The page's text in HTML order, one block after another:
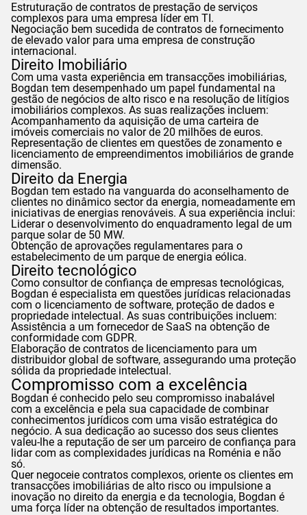
Estruturação de contratos de prestação de serviços
complexos para uma empresa líder em TI.
Negociação bem sucedida de contratos de fornecimento
de elevado valor para uma empresa de construção
internacional.
Direito Imobiliário
Com uma vasta experiência em transacções imobiliárias,
Bogdan tem desempenhado um papel fundamental na
gestão de negócios de alto risco e na resolução de litígios
imobiliários complexos. As suas realizações incluem:
Acompanhamento da aquisição de uma carteira de
imóveis comerciais no valor de 20 milhões de euros.
Representação de clientes em questões de zonamento e
licenciamento de empreendimentos imobiliários de grande
dimensão.
Direito da Energia
Bogdan tem estado na vanguarda do aconselhamento de
clientes no dinâmico sector da energia, nomeadamente em
iniciativas de energias renováveis. A sua experiência inclui:
Liderar o desenvolvimento do enquadramento legal de um
parque solar de 50 MW.
Obtenção de aprovações regulamentares para o
estabelecimento de um parque de energia eólica.
Direito tecnológico
Como consultor de confiança de empresas tecnológicas,
Bogdan é especialista em questões jurídicas relacionadas
com o licenciamento de software, proteção de dados e
propriedade intelectual. As suas contribuições incluem:
Assistência a um fornecedor de SaaS na obtenção de
conformidade com GDPR.
Elaboração de contratos de licenciamento para um
distribuidor global de software, assegurando uma proteção
sólida da propriedade intelectual.
Compromisso com a excelência
Bogdan é conhecido pelo seu compromisso inabalável
com a excelência e pela sua capacidade de combinar
conhecimentos jurídicos com uma visão estratégica do
negócio. A sua dedicação ao sucesso dos seus clientes
valeu-lhe a reputação de ser um parceiro de confiança para
lidar com as complexidades jurídicas na Roménia e não
só.
Quer negoceie contratos complexos, oriente os clientes em
transacções imobiliárias de alto risco ou impulsione a
inovação no direito da energia e da tecnologia, Bogdan é
uma força líder na obtenção de resultados importantes.